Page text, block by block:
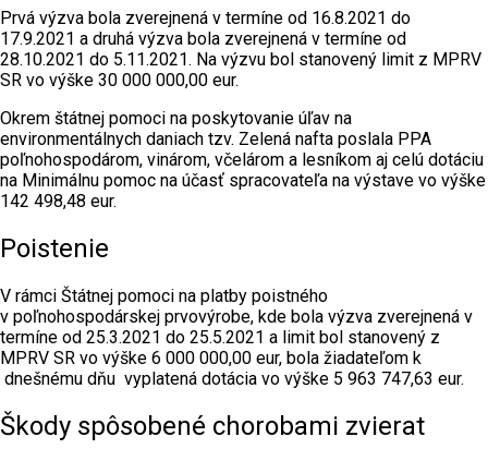
Prvá výzva bola zverejnená v termíne od 16.8.2021 do
17.9.2021 a druhá výzva bola zverejnená v termíne od
28.10.2021 do 5.11.2021. Na výzvu bol stanovený limit z MPRV
SR vo výške 30 000 000,00 eur.
Okrem štátnej pomoci na poskytovanie úľav na
environmentálnych daniach tzv. Zelená nafta poslala PPA
poľnohospodárom, vinárom, včelárom a lesníkom aj celú dotáciu
na Minimálnu pomoc na účasť spracovateľa na výstave vo výške
142 498,48 eur.
Poistenie
V rámci Štátnej pomoci na platby poistného
v poľnohospodárskej prvovýrobe, kde bola výzva zverejnená v
termíne od 25.3.2021 do 25.5.2021 a limit bol stanovený z
MPRV SR vo výške 6 000 000,00 eur, bola žiadateľom k
dnešnému dňu vyplatená dotácia vo výške 5 963 747,63 eur.
Škody spôsobené chorobami zvierat